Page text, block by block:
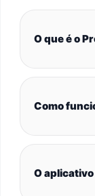
O que é o
Como
O